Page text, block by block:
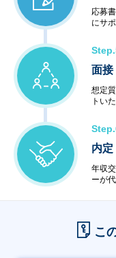
応募
にサ
面接
想定
トい
内定
年収
ーが代
こ